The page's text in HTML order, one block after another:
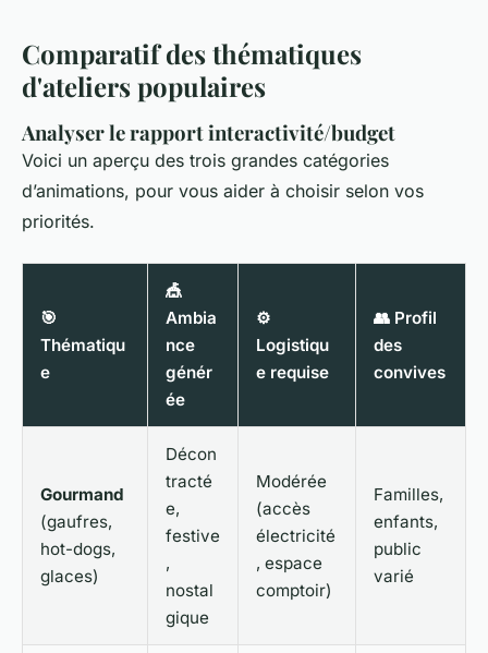
Comparatif des thématiques
d'ateliers populaires
Analyser le rapport interactivité/budget
Voici un aperçu des trois grandes catégories
d’animations, pour vous aider à choisir selon vos
priorités.
🎯
Thématiqu
e
🎪
Ambia
nce
génér
ée
⚙️
Logistiqu
e requise
👥 Profil
des
convives
Gourmand
(gaufres,
hot-dogs,
glaces)
Décon
tracté
e,
festive
,
nostal
gique
Modérée
(accès
électricité
, espace
comptoir)
Familles,
enfants,
public
varié